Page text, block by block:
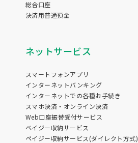
総合口座
決済用普通預金
ネットサービス
スマートフォンアプリ
インターネットバンキング
インターネットでの各種お手続き
スマホ決済・オンライン決済
Web口座振替受付サービス
ペイジー収納サービス
ペイジー収納サービス(ダイレクト方式)